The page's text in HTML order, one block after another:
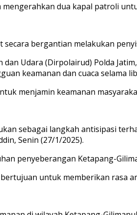
mengerahkan dua kapal patroli
secara bergantian melakukan
Udara (Dirpolairud) Polda
keamanan dan cuaca selama
menjamin keamanan
sebagai langkah antisipasi
Senin (27/1/2025).
penyeberangan Ketapang-
untuk memberikan rasa